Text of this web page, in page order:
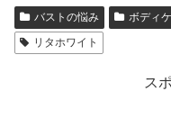
バストの悩み ボディ
リタホワイト
ス